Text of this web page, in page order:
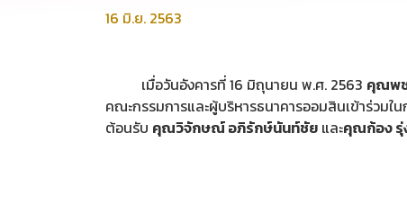
16 มิ.ย. 2563
เมื่อวันอังคารที่ 16 มิถุนายน พ.ศ. 2563 คุณพ
คณะกรรมการและผู้บริหารธนาคารออมสินเข้าร่วม
ต้อนรับ คุณวิจักษณ์ อภิรักษ์นันท์ชัย และคุณก้อง รุ่